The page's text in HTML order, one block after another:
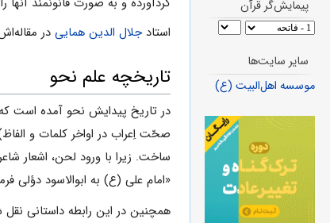
استادجلال الدین همایی در
تاریخچه علم نحو
در تاریخ پیدایش نحو آمده است
صحّت اِعراب در اواخر کلمات و
ساخت. زیرا با ورود لحن، اشعار
«امام علی (ع) به ابوالاسود دؤلی
همچنین در این رابطه داستانی
پیمایش‌گر قرآن
سایر سایت‌ها
موسسه اهل‌البیت (ع)